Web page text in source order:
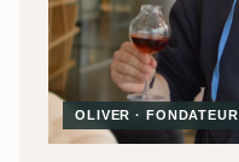
OLIVER · FONDATEUR